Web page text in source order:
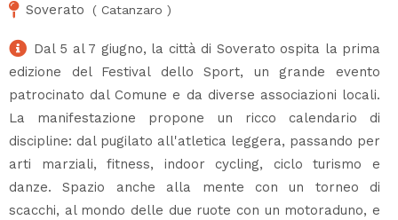
Soverato ( Catanzaro )
Dal 5 al 7 giugno, la città di Soverato ospita la prima
edizione del Festival dello Sport, un grande evento
patrocinato dal Comune e da diverse associazioni locali.
La manifestazione propone un ricco calendario di
discipline: dal pugilato all'atletica leggera, passando per
arti marziali, fitness, indoor cycling, ciclo turismo e
danze. Spazio anche alla mente con un torneo di
scacchi, al mondo delle due ruote con un motoraduno, e